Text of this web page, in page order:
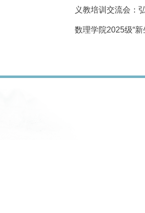
义教培训交流会：
数理学院2025级“